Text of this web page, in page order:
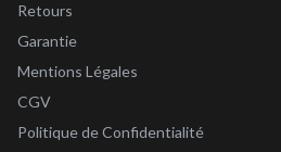
Retours
Garantie
Mentions Légales
CGV
Politique de Confidentialité